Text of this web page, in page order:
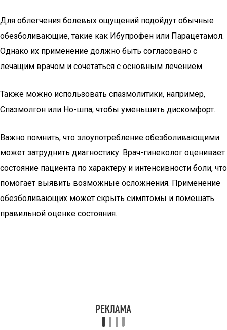
Для облегчения болевых ощущений подойдут обычные
обезболивающие, такие как Ибупрофен или Парацетамол.
Однако их применение должно быть согласовано с
лечащим врачом и сочетаться с основным лечением.
Также можно использовать спазмолитики, например,
Спазмолгон или Но-шпа, чтобы уменьшить дискомфорт.
Важно помнить, что злоупотребление обезболивающими
может затруднить диагностику. Врач-гинеколог оценивает
состояние пациента по характеру и интенсивности боли, что
помогает выявить возможные осложнения. Применение
обезболивающих может скрыть симптомы и помешать
правильной оценке состояния.